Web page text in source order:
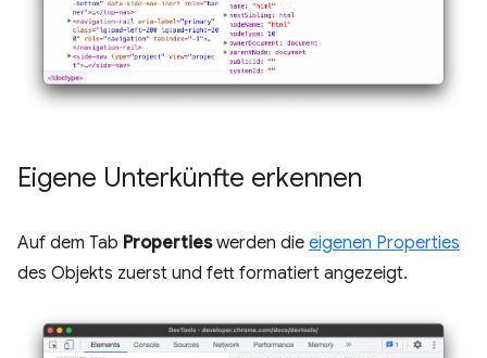
Eigene Unterkünfte erkennen
Auf dem Tab Propertieswerden die eigenen Properties
des Objekts zuerst und fett formatiert angezeigt.